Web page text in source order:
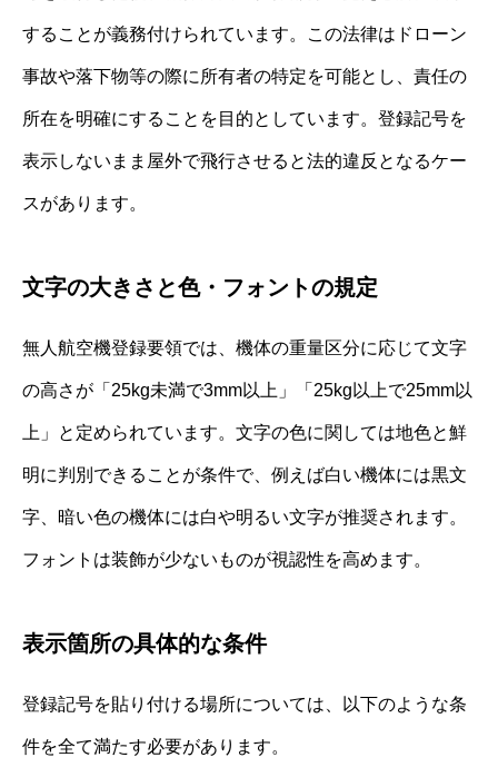
することが義務付けられています。この法律はドローン
事故や落下物等の際に所有者の特定を可能とし、責任の
所在を明確にすることを目的としています。登録記号を
表示しないまま屋外で飛行させると法的違反となるケー
スがあります。
文字の大きさと色・フォントの規定
無人航空機登録要領では、機体の重量区分に応じて文字
の高さが「25kg未満で3mm以上」「25kg以上で25mm以
上」と定められています。文字の色に関しては地色と鮮
明に判別できることが条件で、例えば白い機体には黒文
字、暗い色の機体には白や明るい文字が推奨されます。
フォントは装飾が少ないものが視認性を高めます。
表示箇所の具体的な条件
登録記号を貼り付ける場所については、以下のような条
件を全て満たす必要があります。